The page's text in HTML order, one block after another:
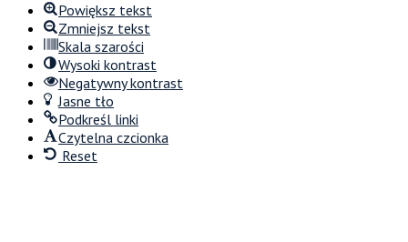
Powiększ tekst
Zmniejsz tekst
Skala szarości
Wysoki kontrast
Negatywny kontrast
Jasne tło
Podkreśl linki
Czytelna czcionka
Reset